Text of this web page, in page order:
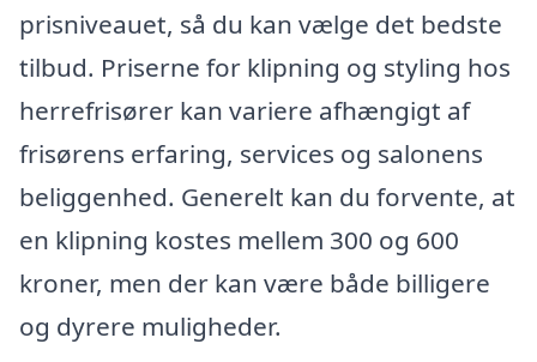
prisniveauet, så du kan vælge det bedste
tilbud. Priserne for klipning og styling hos
herrefrisører kan variere afhængigt af
frisørens erfaring, services og salonens
beliggenhed. Generelt kan du forvente, at
en klipning kostes mellem 300 og 600
kroner, men der kan være både billigere
og dyrere muligheder.